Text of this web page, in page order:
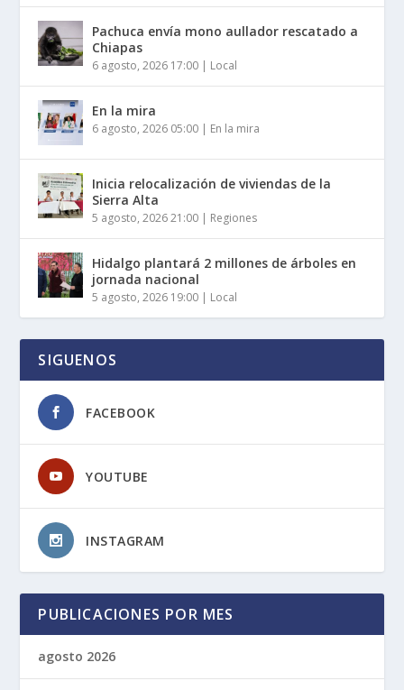
Pachuca envía mono aullador rescatado a
Chiapas
6 agosto, 2026 17:00 | Local
En la mira
6 agosto, 2026 05:00 | En la mira
Inicia relocalización de viviendas de la
Sierra Alta
5 agosto, 2026 21:00 | Regiones
Hidalgo plantará 2 millones de árboles en
jornada nacional
5 agosto, 2026 19:00 | Local
SIGUENOS
FACEBOOK
YOUTUBE
INSTAGRAM
PUBLICACIONES POR MES
agosto 2026